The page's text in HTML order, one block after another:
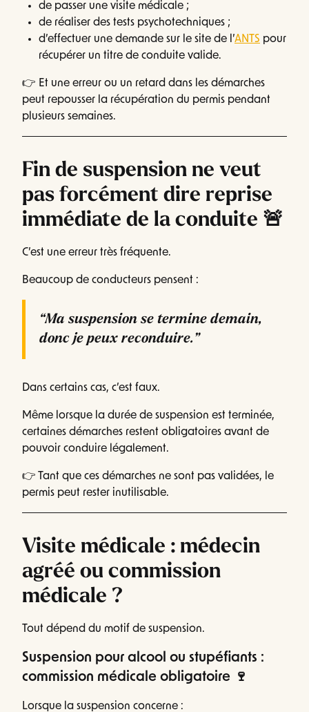
de passer une visite médicale ;
de réaliser des tests psychotechniques ;
d’effectuer une demande sur le site de l’ANTS pour
récupérer un titre de conduite valide.
👉 Et une erreur ou un retard dans les démarches
peut repousser la récupération du permis pendant
plusieurs semaines.
Fin de suspension ne veut
pas forcément dire reprise
immédiate de la conduite 🚨
C’est une erreur très fréquente.
Beaucoup de conducteurs pensent :
“Ma suspension se termine demain,
donc je peux reconduire.”
Dans certains cas, c’est faux.
Même lorsque la durée de suspension est terminée,
certaines démarches restent obligatoires avant de
pouvoir conduire légalement.
👉 Tant que ces démarches ne sont pas validées, le
permis peut rester inutilisable.
Visite médicale : médecin
agréé ou commission
médicale ?
Tout dépend du motif de suspension.
Suspension pour alcool ou stupéfiants :
commission médicale obligatoire 🍷
Lorsque la suspension concerne :